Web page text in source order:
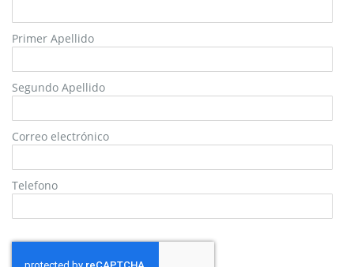
Primer Apellido
Segundo Apellido
Correo electrónico
Telefono